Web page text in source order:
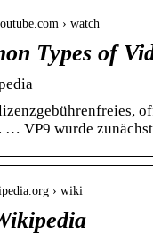
› watch
Types of
… VP9 wurde
› wiki